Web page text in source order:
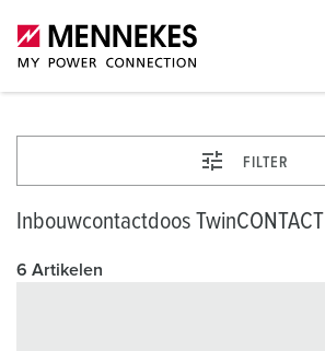
FILTER
Inbouwcontactdoos TwinCONTACT
6 Artikelen